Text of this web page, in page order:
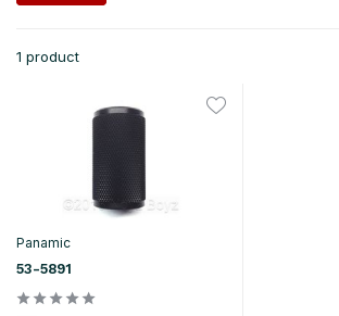
1 product
Panamic
53-5891